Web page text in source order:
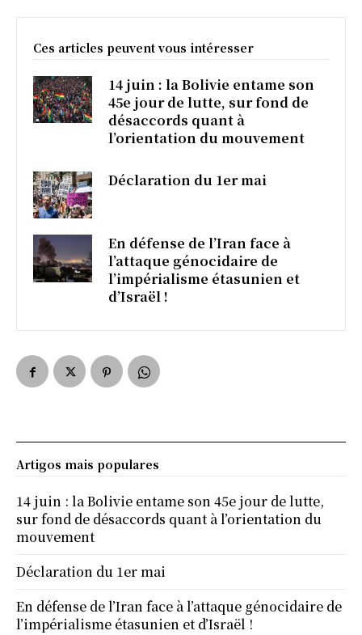
Ces articles peuvent vous intéresser
14 juin : la Bolivie entame son
45e jour de lutte, sur fond de
désaccords quant à
l’orientation du mouvement
Déclaration du 1er mai
En défense de l’Iran face à
l’attaque génocidaire de
l’impérialisme étasunien et
d’Israël !
Artigos mais populares
14 juin : la Bolivie entame son 45e jour de lutte,
sur fond de désaccords quant à l’orientation du
mouvement
Déclaration du 1er mai
En défense de l’Iran face à l’attaque génocidaire de
l’impérialisme étasunien et d’Israël !